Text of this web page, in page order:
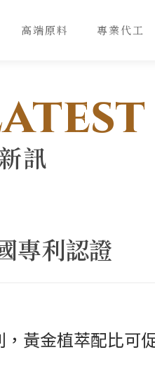
高端原料 專業代工
訊
專利認證
黃金植萃配比可